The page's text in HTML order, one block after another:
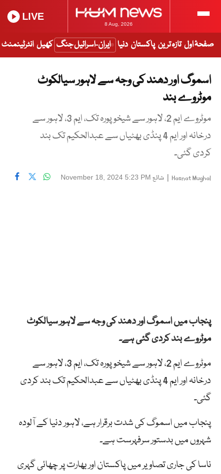
8 Aug, 2026
LIVE
صفحۂ اول تازہ ترین پاکستان دنیا ایران-اسرائیل جنگ کھیل انٹرٹینمنٹ
اسموگ اور دھند کی وجہ سے لاہور سیالکوٹ
موٹروے بند
موٹروے ایم 2، لاہور سے شیخوپورہ تک، ایم 3، لاہور سے
درخانہ اور ایم 4 پنڈی بھٹیاں سے عبدالحکیم تک بند
کردی گئی۔
Hasnat Mughal
| شائع November 18, 2024 5:23 PM
پنجاب میں اسموگ اور دھند کی وجہ سے لاہور سیالکوٹ
موٹروے بند کردی گئی ہے۔
موٹروے ایم 2، لاہور سے شیخوپورہ تک، ایم 3، لاہور سے
درخانہ اور ایم 4 پنڈی بھٹیاں سے عبدالحکیم تک بند کردی
گئی۔
پنجاب میں اسموگ کی شدت برقرار ہے، لاہور دنیا کے آلودہ
شہروں میں بدستور سرفہرست ہے۔
ناسا کی جاری تصاویر میں پاکستان اور بھارت پر چھائی گہری